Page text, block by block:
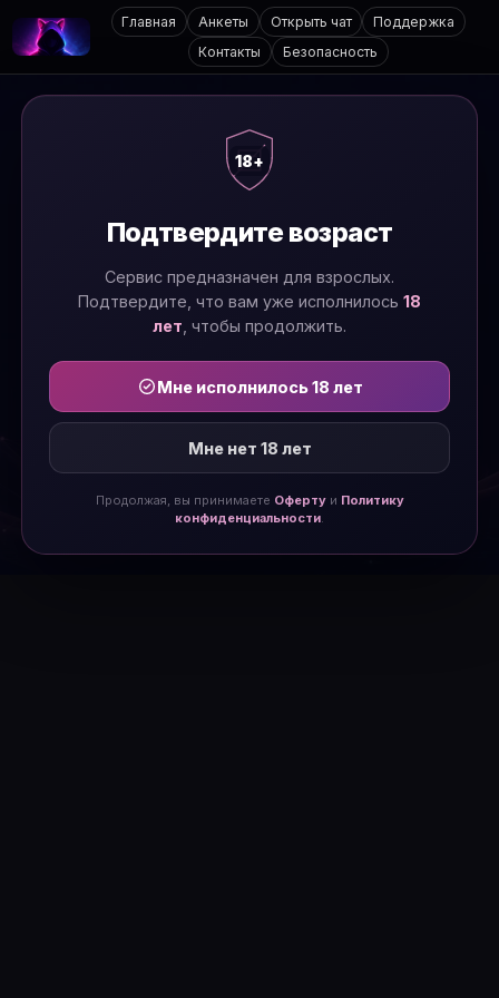
Главная Анкеты Открыть чат
Поддержка
Контакты
Безопасность
18+
Подтвердите возраст
Сервис предназначен для взрослых.
Подтвердите, что вам уже исполнилось 18
лет , чтобы продолжить.
Мне исполнилось 18 лет
Мне нет 18 лет
Продолжая, вы принимаете Офертуи Политику
конфиденциальности.